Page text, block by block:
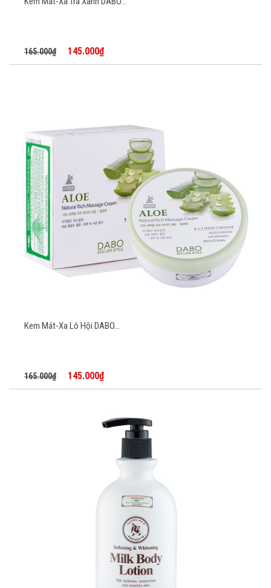
165.000₫ 145.000₫
Kem Mát-Xa Lô Hội DABO...
165.000₫ 145.000₫